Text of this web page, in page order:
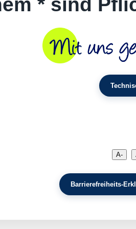
* sind
A-
Barrierefreiheits-